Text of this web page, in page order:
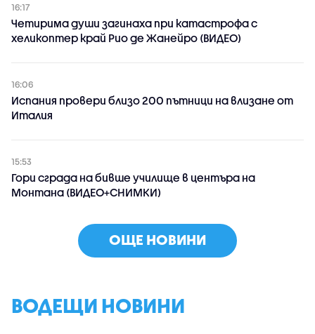
16:17
Четирима души загинаха при катастрофа с
хеликоптер край Рио де Жанейро (ВИДЕО)
16:06
Испания провери близо 200 пътници на влизане от
Италия
15:53
Гори сграда на бивше училище в центъра на
Монтана (ВИДЕО+СНИМКИ)
ОЩЕ НОВИНИ
ВОДЕЩИ НОВИНИ